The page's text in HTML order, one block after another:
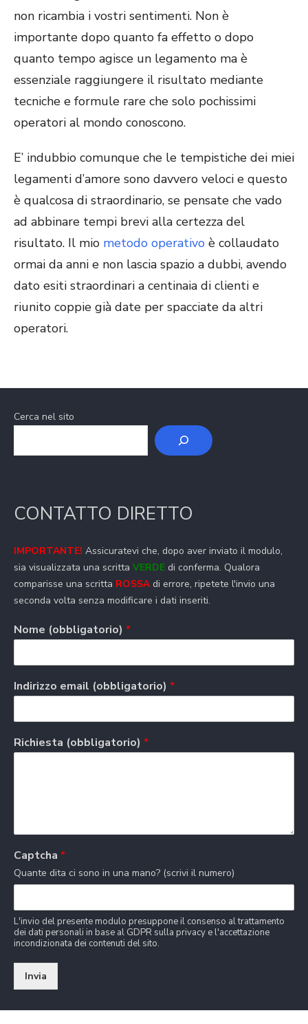
non ricambia i vostri sentimenti. Non è
importante dopo quanto fa effetto o dopo
quanto tempo agisce un legamento ma è
essenziale raggiungere il risultato mediante
tecniche e formule rare che solo pochissimi
operatori al mondo conoscono.
E’ indubbio comunque che le tempistiche dei miei
legamenti d’amore sono davvero veloci e questo
è qualcosa di straordinario, se pensate che vado
ad abbinare tempi brevi alla certezza del
risultato. Il mio metodo operativo è collaudato
ormai da anni e non lascia spazio a dubbi, avendo
dato esiti straordinari a centinaia di clienti e
riunito coppie già date per spacciate da altri
operatori.
Cerca nel sito
CONTATTO DIRETTO
IMPORTANTE! Assicuratevi che, dopo aver inviato il modulo,
sia visualizzata una scritta VERDE di conferma. Qualora
comparisse una scritta ROSSAdi errore, ripetete l'invio una
seconda volta senza modificare i dati inseriti.
Nome (obbligatorio) *
Indirizzo email (obbligatorio) *
Richiesta (obbligatorio) *
Captcha *
Quante dita ci sono in una mano? (scrivi il numero)
L'invio del presente modulo presuppone il consenso al trattamento
dei dati personali in base al GDPR sulla privacy e l'accettazione
incondizionata dei contenuti del sito.
Invia